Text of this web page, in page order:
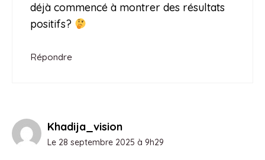
déjà commencé à montrer des résultats
positifs?
Répondre
Khadija_vision
Le 28 septembre 2025 à 9h29